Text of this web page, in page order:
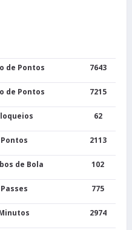
de Pontos 7643
de Pontos 7215
62
Pontos 2113
de Bola 102
Passes 775
2974